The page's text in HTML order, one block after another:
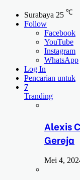
Surabaya 25 ℃
Follow
Facebook
YouTube
Instagram
WhatsApp
Log In
Pencarian untuk
7
Tranding
Alexis
Gereja
Mei 4,